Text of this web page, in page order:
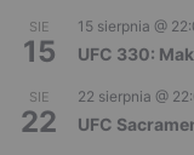
SIE
15
15 sierpnia @
UFC 330:
SIE
22
22 sierpnia @
UFC